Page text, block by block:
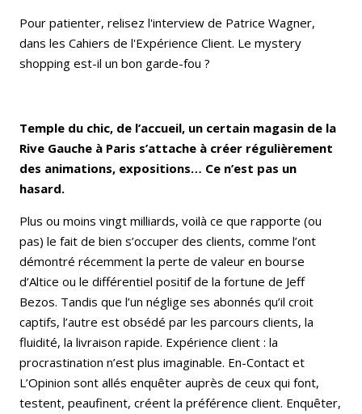
Pour patienter, relisez l'interview de Patrice Wagner,
dans les Cahiers de l'Expérience Client. Le mystery
shopping est-il un bon garde-fou ?
Temple du chic, de l’accueil, un certain magasin de la
Rive Gauche à Paris s’attache à créer régulièrement
des animations, expositions… Ce n’est pas un
hasard.
Plus ou moins vingt milliards, voilà ce que rapporte (ou
pas) le fait de bien s’occuper des clients, comme l’ont
démontré récemment la perte de valeur en bourse
d’Altice ou le différentiel positif de la fortune de Jeff
Bezos. Tandis que l’un néglige ses abonnés qu’il croit
captifs, l’autre est obsédé par les parcours clients, la
fluidité, la livraison rapide. Expérience client : la
procrastination n’est plus imaginable. En-Contact et
L’Opinion sont allés enquêter auprès de ceux qui font,
testent, peaufinent, créent la préférence client. Enquêter,